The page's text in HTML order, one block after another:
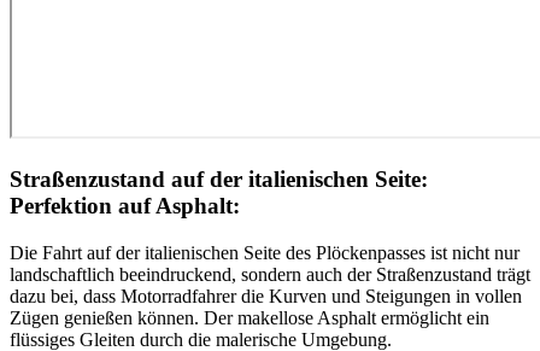
Straßenzustand auf der italienischen Seite:
Perfektion auf Asphalt:
Die Fahrt auf der italienischen Seite des Plöckenpasses ist nicht nur
landschaftlich beeindruckend, sondern auch der Straßenzustand trägt
dazu bei, dass Motorradfahrer die Kurven und Steigungen in vollen
Zügen genießen können. Der makellose Asphalt ermöglicht ein
flüssiges Gleiten durch die malerische Umgebung.